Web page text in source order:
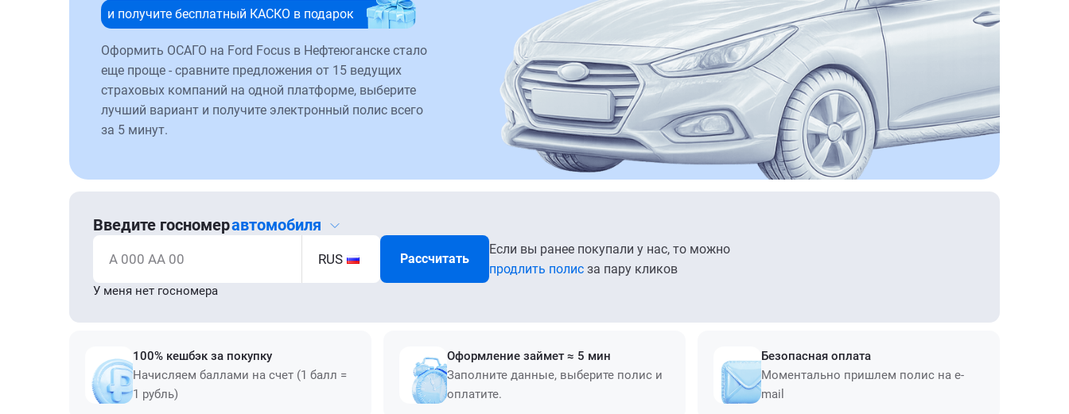
и получите бесплатный КАСКО в подарок
Оформить ОСАГО на Ford Focus в Нефтеюганске стало
еще проще - сравните предложения от 15 ведущих
страховых компаний на одной платформе, выберите
лучший вариант и получите электронный полис всего
за 5 минут.
Введите госномеравтомобиля
А 000 АА 00 RUS Рассчитать
Если вы ранее покупали у нас, то можно
продлить полис за пару кликов
У меня нет госномера
100% кешбэк за покупку
Начисляем баллами на счет (1 балл =
1 рубль)
Оформление займет ≈ 5 мин
Заполните данные, выберите полис и
оплатите.
Безопасная оплата
Моментально пришлем полис на e-
mail